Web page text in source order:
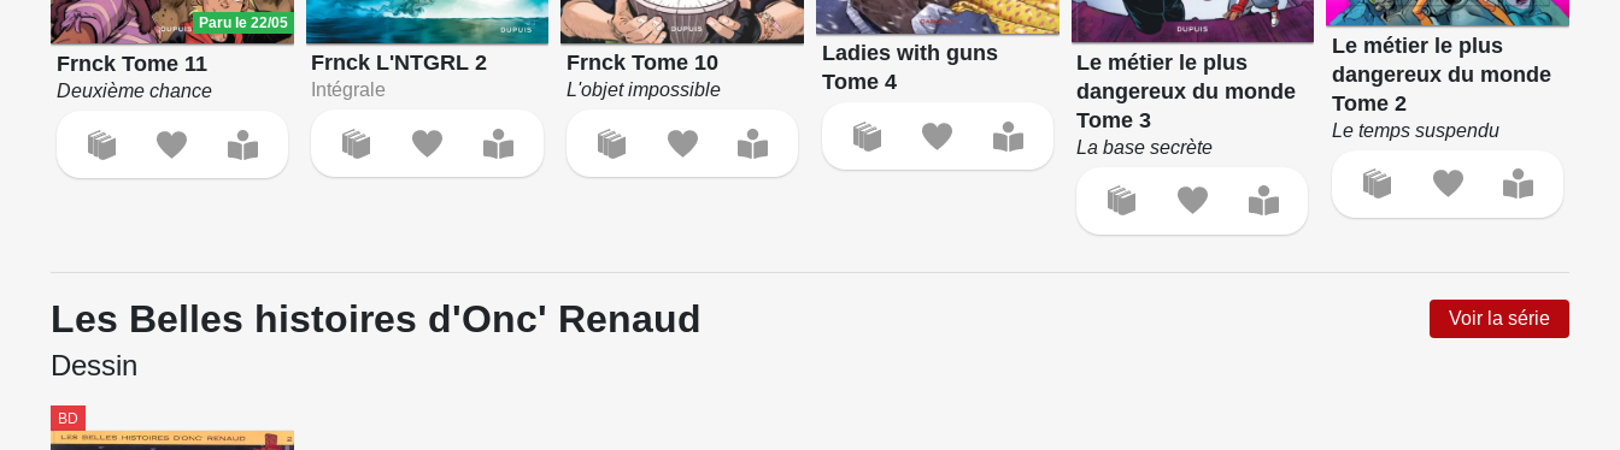
Paru le 22/05
Frnck Tome 11
Deuxième chance
Frnck L'NTGRL 2
Intégrale
Frnck Tome 10
L'objet impossible
Ladies with guns
Tome 4
Le métier le plus
dangereux du monde
Tome 3
La base secrète
Le métier le plus
dangereux du monde
Tome 2
Le temps suspendu
Les Belles histoires d'Onc' Renaud Voir la série
Dessin
BD